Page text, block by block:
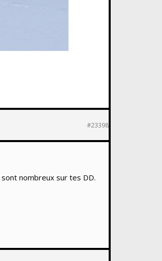
#23398
sont nombreux sur tes DD.